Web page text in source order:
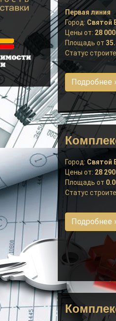
Первая линия
Город: Святой
Цены от: 28
Площадь от
Статус
Подробнее
Город: Святой
Цены от: 28
Площадь от
Статус
Подробнее